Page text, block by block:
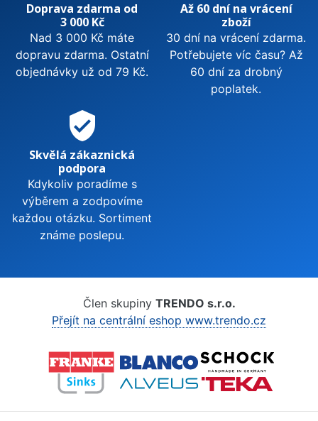
Doprava zdarma od
3 000 Kč
Nad 3 000 Kč máte
dopravu zdarma. Ostatní
objednávky už od 79 Kč.
Až 60 dní na vrácení
zboží
30 dní na vrácení zdarma.
Potřebujete víc času? Až
60 dní za drobný
poplatek.
verified_user
Skvělá zákaznická
podpora
Kdykoliv poradíme s
výběrem a zodpovíme
každou otázku. Sortiment
známe poslepu.
Člen skupiny TRENDO s.r.o.
Přejít na centrální eshop www.trendo.cz